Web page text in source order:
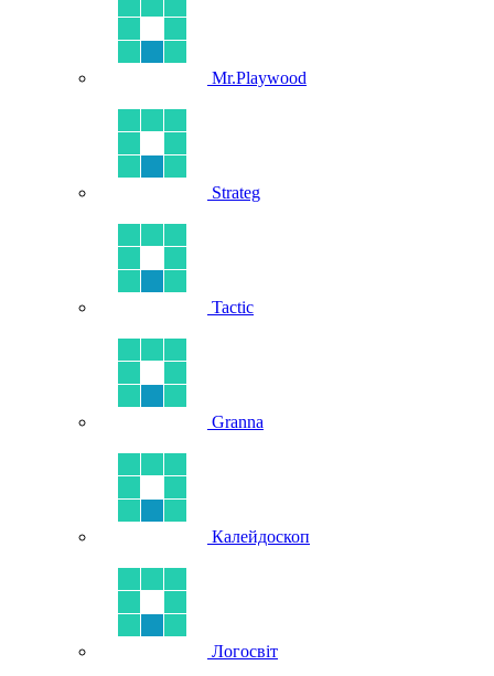
Mr.Playwood
Strateg
Tactic
Granna
Калейдоскоп
Логосвіт